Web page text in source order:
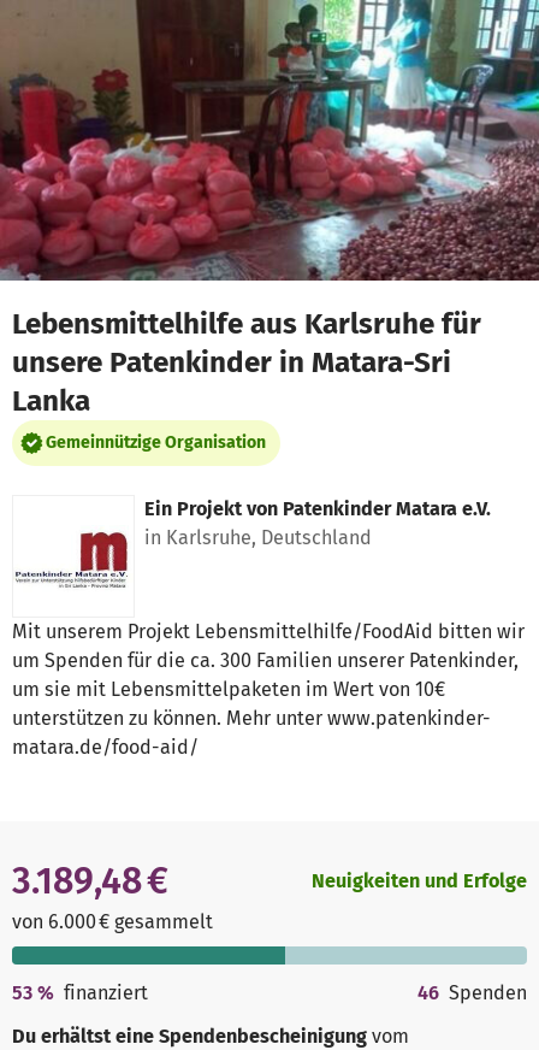
Zum Hauptinhalt springen
Erklärung zur Barrierefreiheit anzeigen
Lebensmittelhilfe aus Karlsruhe für
unsere Patenkinder in Matara-Sri
Lanka
Gemeinnützige Organisation
Ein Projekt von Patenkinder Matara e.V.
in Karlsruhe, Deutschland
Mit unserem Projekt Lebensmittelhilfe/FoodAid bitten wir
um Spenden für die ca. 300 Familien unserer Patenkinder,
um sie mit Lebensmittelpaketen im Wert von 10€
unterstützen zu können. Mehr unter www.patenkinder-
matara.de/food-aid/
3.189,48 €
von 6.000 € gesammelt
Neuigkeiten und Erfolge
53 % finanziert 46 Spenden
Du erhältst eine Spendenbescheinigung vom